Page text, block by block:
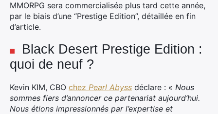
MMORPG sera commercialisée plus tard cette année,
par le biais d’une “Prestige Edition”, détaillée en fin
d’article.
Black Desert Prestige Edition :
quoi de neuf ?
Kevin KIM, CBO chez Pearl Abyss déclare : « Nous
sommes fiers d’annoncer ce partenariat aujourd’hui.
Nous étions impressionnés par l’expertise et